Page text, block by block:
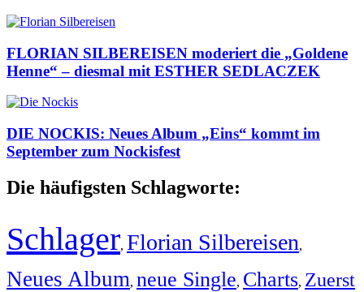
FLORIAN SILBEREISEN moderiert die „Goldene
Henne“ – diesmal mit ESTHER SEDLACZEK
DIE NOCKIS: Neues Album „Eins“ kommt im
September zum Nockisfest
Die häufigsten Schlagworte:
Schlager, Florian Silbereisen,
Neues Album, neue Single, Charts, Zuerst